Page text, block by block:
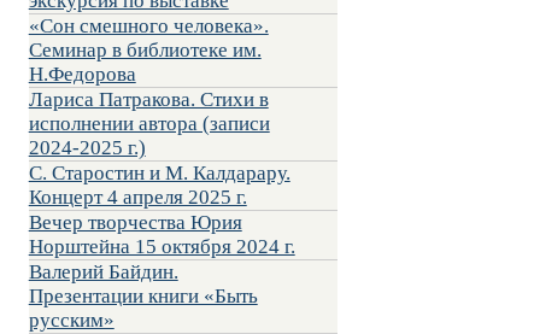
«Сон смешного человека».
Семинар в библиотеке им.
Н.Федорова
Лариса Патракова. Стихи в
исполнении автора (записи
2024-2025 г.)
С. Старостин и М. Калдарару.
Концерт 4 апреля 2025 г.
Вечер творчества Юрия
Норштейна 15 октября 2024 г.
Валерий Байдин.
Презентации книги «Быть
русским»